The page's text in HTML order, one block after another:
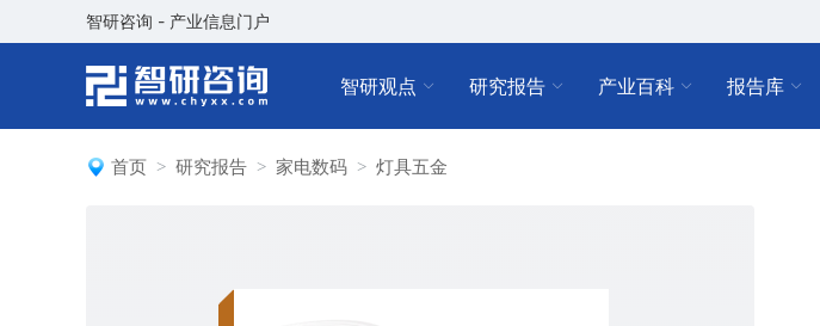
智研咨询 - 产业信息门户
智研观点 研究报告 产业百科 报告库
首页 研究报告 家电数码 灯具五金